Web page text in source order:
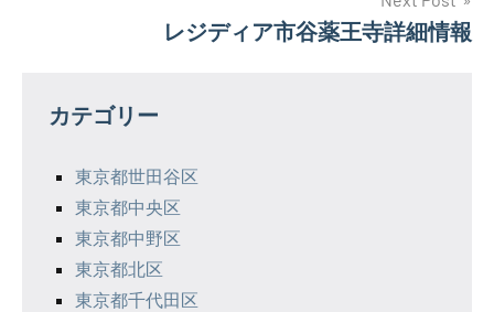
ー
レジディア市谷薬王寺詳細情報
カテゴリー
東京都世田谷区
東京都中央区
東京都中野区
東京都北区
東京都千代田区